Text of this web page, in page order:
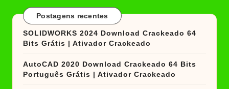
Postagens recentes
SOLIDWORKS 2024 Download Crackeado 64
Bits Grátis | Ativador Crackeado
AutoCAD 2020 Download Crackeado 64 Bits
Português Grátis | Ativador Crackeado